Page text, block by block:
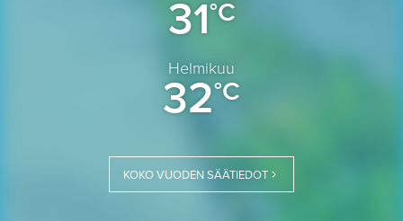
31°C
Helmikuu
32°C
KOKO VUODEN SÄÄTIEDOT